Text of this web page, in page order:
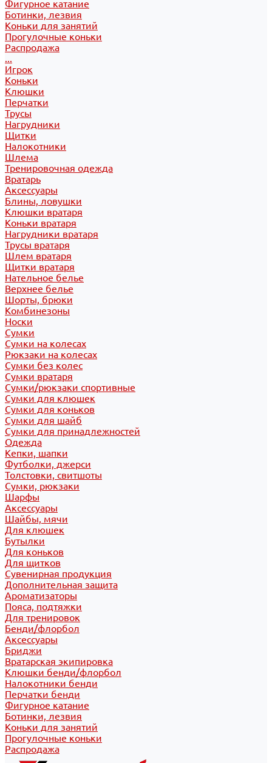
Фигурное катание
Ботинки, лезвия
Коньки для занятий
Прогулочные коньки
Распродажа
...
Игрок
Коньки
Клюшки
Перчатки
Трусы
Нагрудники
Щитки
Налокотники
Шлема
Тренировочная одежда
Вратарь
Аксессуары
Блины, ловушки
Клюшки вратаря
Коньки вратаря
Нагрудники вратаря
Трусы вратаря
Шлем вратаря
Щитки вратаря
Нательное белье
Верхнее белье
Шорты, брюки
Комбинезоны
Носки
Сумки
Сумки на колесах
Рюкзаки на колесах
Сумки без колес
Сумки вратаря
Сумки/рюкзаки спортивные
Сумки для клюшек
Сумки для коньков
Сумки для шайб
Сумки для принадлежностей
Одежда
Кепки, шапки
Футболки, джерси
Толстовки, свитшоты
Сумки, рюкзаки
Шарфы
Аксессуары
Шайбы, мячи
Для клюшек
Бутылки
Для коньков
Для щитков
Сувенирная продукция
Дополнительная защита
Ароматизаторы
Пояса, подтяжки
Для тренировок
Бенди/флорбол
Аксессуары
Бриджи
Вратарская экипировка
Клюшки бенди/флорбол
Налокотники бенди
Перчатки бенди
Фигурное катание
Ботинки, лезвия
Коньки для занятий
Прогулочные коньки
Распродажа